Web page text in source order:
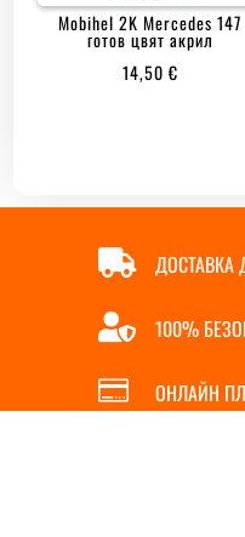
Mobihеl 2K Mercedes 147
готов цвят акрил
14,50€
 ДОСТАВКА
 100%
 ОНЛАЙН